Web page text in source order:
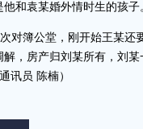
和袁某婚外情时生的孩子
对簿公堂，刚开始王某还
，房产归刘某所有，刘
讯员 陈楠）